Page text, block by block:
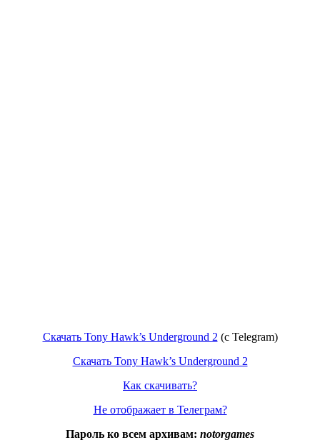
Скачать Tony Hawk’s Underground 2 (c Telegram)
Скачать Tony Hawk’s Underground 2
Как скачивать?
Не отображает в Телеграм?
Пароль ко всем архивам: notorgames